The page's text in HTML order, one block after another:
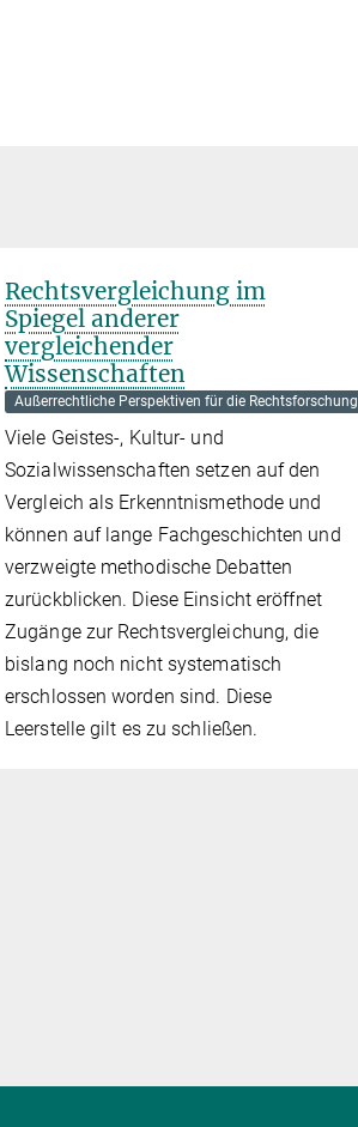
Rechtsvergleichung im
Spiegel anderer
vergleichender
Wissenschaften
Außerrechtliche Perspektiven für die Rechtsforschung
Viele Geistes-, Kultur- und
Sozialwissenschaften setzen auf den
Vergleich als Erkenntnismethode und
können auf lange Fachgeschichten und
verzweigte methodische Debatten
zurückblicken. Diese Einsicht eröffnet
Zugänge zur Rechtsvergleichung, die
bislang noch nicht systematisch
erschlossen worden sind. Diese
Leerstelle gilt es zu schließen.